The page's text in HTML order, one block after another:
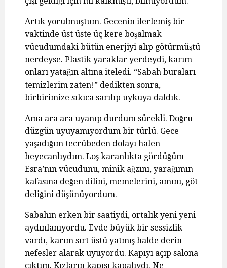
Artık yorulmuştum. Gecenin ilerlemiş bir
vaktinde üst üste üç kere boşalmak
vücudumdaki bütün enerjiyi alıp götürmüştü
nerdeyse. Plastik yaraklar yerdeydi, karım
onları yatağın altına iteledi. “Sabah buraları
temizlerim zaten!” dedikten sonra,
birbirimize sıkıca sarılıp uykuya daldık.
Ama ara ara uyanıp durdum sürekli. Doğru
düzgün uyuyamıyordum bir türlü. Gece
yaşadığım tecrübeden dolayı halen
heyecanlıydım. Loş karanlıkta gördüğüm
Esra’nın vücudunu, minik ağzını, yarağımın
kafasına değen dilini, memelerini, amını, göt
deliğini düşünüyordum.
Sabahın erken bir saatiydi, ortalık yeni yeni
aydınlanıyordu. Evde büyük bir sessizlik
vardı, karım sırt üstü yatmış halde derin
nefesler alarak uyuyordu. Kapıyı açıp salona
çıktım. Kızların kapısı kapalıydı. Ne